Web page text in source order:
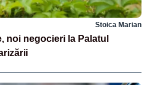
Stoica Marian
noi negocieri la Palatul